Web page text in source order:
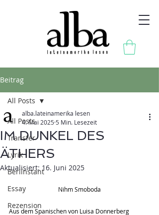
Beitrag
All Posts
Transfer
Lyrik
Berlínstant
Essay
Rezension
All Posts
IM DUNKEL DES
ÄTHERS
alba.lateinamerika lesen
4. Mai 2025 5 Min. Lesezeit
Aktualisiert: 16. Juni 2025
Nihm Smoboda
Aus dem Spanischen von Luisa Donnerberg